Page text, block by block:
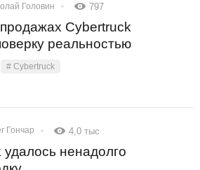
Головин 797
Cybertruck
реальностью
# Cybertruck
Гончар 4,0 тыс
ненадолго